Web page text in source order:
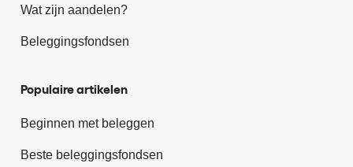
Wat zijn aandelen?
Beleggingsfondsen
Populaire artikelen
Beginnen met beleggen
Beste beleggingsfondsen